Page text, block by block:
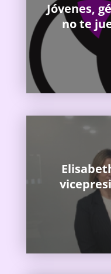
Jóvenes,
no te